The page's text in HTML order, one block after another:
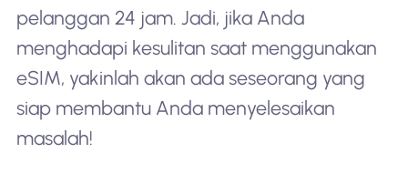
pelanggan 24 jam. Jadi, jika Anda
menghadapi kesulitan saat menggunakan
eSIM, yakinlah akan ada seseorang yang
siap membantu Anda menyelesaikan
masalah!